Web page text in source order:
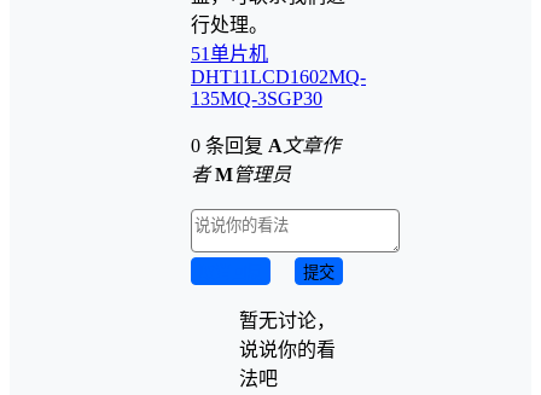
行处理。
51单片机
DHT11LCD1602MQ-
135MQ-3SGP30
0 条回复 A 文章作
者 M管理员
提交
暂无讨论，
说说你的看
法吧